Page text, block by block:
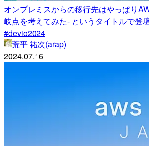
オンプレミスからの移行先はやっぱり
岐点を考えてみた- というタイトルで登
#devio2024
荒平 祐次(arap)
2024.07.16